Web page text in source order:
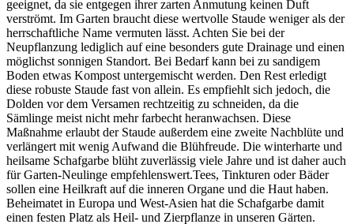
geeignet, da sie entgegen ihrer zarten Anmutung keinen Duft
verströmt. Im Garten braucht diese wertvolle Staude weniger als der
herrschaftliche Name vermuten lässt. Achten Sie bei der
Neupflanzung lediglich auf eine besonders gute Drainage und einen
möglichst sonnigen Standort. Bei Bedarf kann bei zu sandigem
Boden etwas Kompost untergemischt werden. Den Rest erledigt
diese robuste Staude fast von allein. Es empfiehlt sich jedoch, die
Dolden vor dem Versamen rechtzeitig zu schneiden, da die
Sämlinge meist nicht mehr farbecht heranwachsen. Diese
Maßnahme erlaubt der Staude außerdem eine zweite Nachblüte und
verlängert mit wenig Aufwand die Blühfreude. Die winterharte und
heilsame Schafgarbe blüht zuverlässig viele Jahre und ist daher auch
für Garten-Neulinge empfehlenswert.Tees, Tinkturen oder Bäder
sollen eine Heilkraft auf die inneren Organe und die Haut haben.
Beheimatet in Europa und West-Asien hat die Schafgarbe damit
einen festen Platz als Heil- und Zierpflanze in unseren Gärten.